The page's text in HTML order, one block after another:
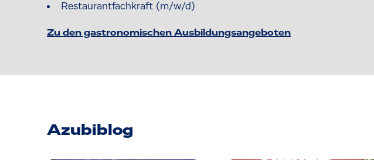
Restaurantfachkraft (m/w/d)
Zu den gastronomischen Ausbildungsangeboten
Azubiblog